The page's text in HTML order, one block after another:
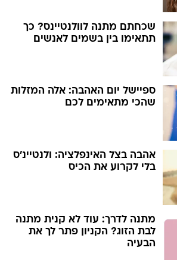
שכחתם מתנה לוולנטיינס? כך
תתאימו בין בשמים לאנשים
ספיישל יום האהבה: אלה המזלות
שהכי מתאימים לכם
אהבה בצל האינפלציה: ולנטיינ'ס
בלי לקרוע את הכיס
מתנה לדרך: עוד לא קנית מתנה
לבת הזוג? הקניון פתר לך את
הבעיה